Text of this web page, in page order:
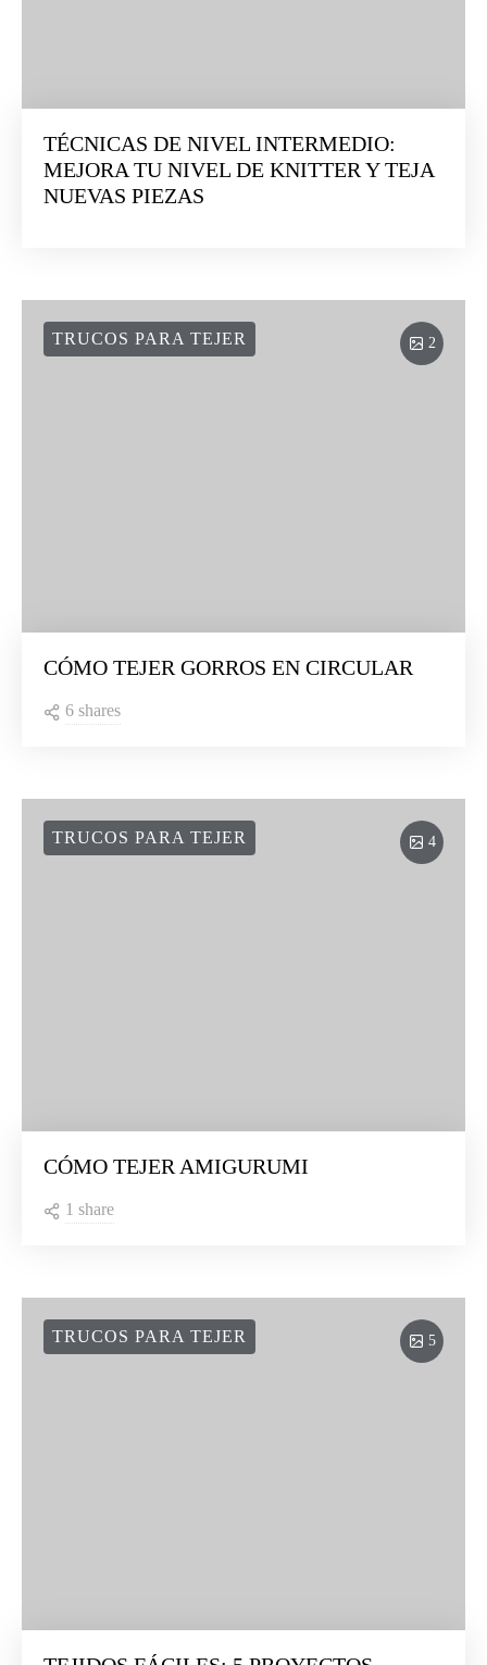
TÉCNICAS DE NIVEL INTERMEDIO:
MEJORA TU NIVEL DE KNITTER Y TEJA
NUEVAS PIEZAS
2
TRUCOS PARA TEJER
CÓMO TEJER GORROS EN CIRCULAR
6 shares
4
TRUCOS PARA TEJER
CÓMO TEJER AMIGURUMI
1 share
5
TRUCOS PARA TEJER